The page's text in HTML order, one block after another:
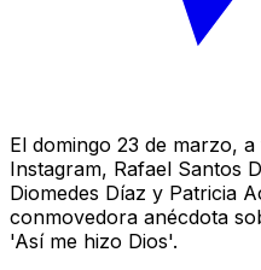
El domingo 23 de marzo,
Instagram, Rafael Santos
Diomedes Díaz y Patricia
conmovedora anécdota
'Así me hizo Dios'.